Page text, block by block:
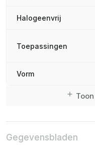
Halogeenvrij
Toepassingen
Vorm
Gegevensbladen